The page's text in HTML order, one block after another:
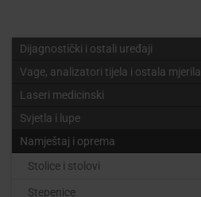
Dijagnostički i ostali uređaji
Vage, analizatori tijela i ostala mjerila
Laseri medicinski
Svjetla i lupe
Namještaj i oprema
Stolice i stolovi
Stepenice